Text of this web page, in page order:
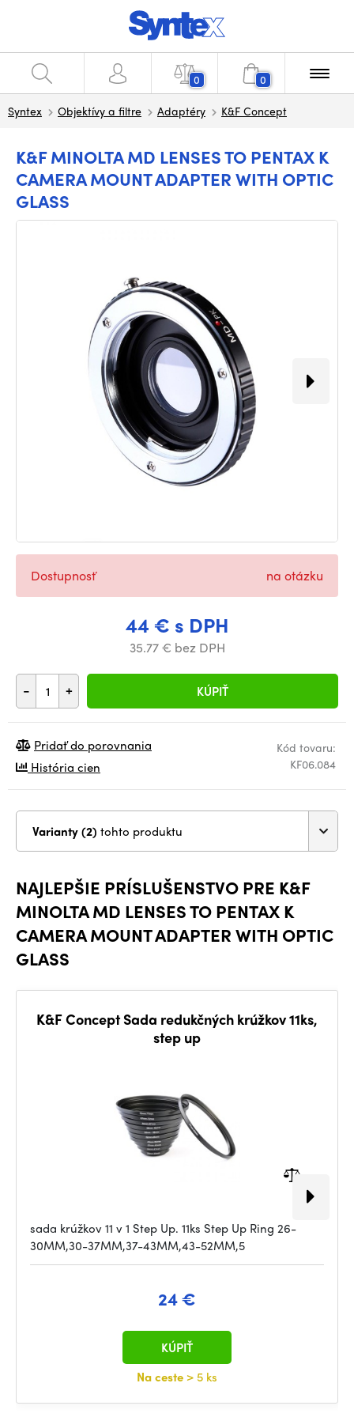
0 0
Syntex Objektívy a filtre Adaptéry K&F Concept
K&F MINOLTA MD LENSES TO PENTAX K
CAMERA MOUNT ADAPTER WITH OPTIC
GLASS
44 € s DPH
35.77 € bez DPH
- + KÚPIŤ
Dostupnosť na otázku
Kód tovaru:
KF06.084
Pridať do porovnania
História cien
Varianty (2) tohto produktu
NAJLEPŠIE PRÍSLUŠENSTVO PRE K&F
MINOLTA MD LENSES TO PENTAX K
CAMERA MOUNT ADAPTER WITH OPTIC
GLASS
K&F Concept Sada redukčných krúžkov 11ks,
step up
sada krúžkov 11 v 1 Step Up. 11ks Step Up Ring 26-
30MM,30-37MM,37-43MM,43-52MM,5
24 €
Na ceste > 5 ks
KÚPIŤ